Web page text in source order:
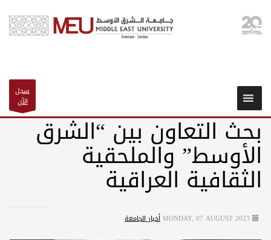
سجل
الآن
بحث التعاون بين “الشرق
الأوسط” والملحقية
الثقافية العراقية
MONDAY, 07 AUGUST 2023أخبار الجامعة